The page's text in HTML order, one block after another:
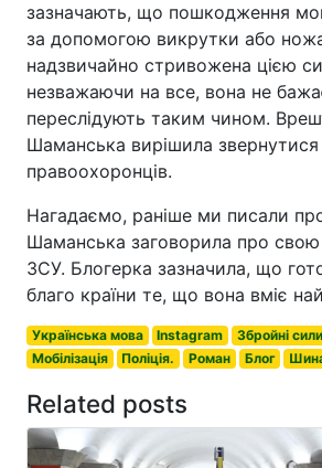
зазначають, що пошкодження
за допомогою викрутки або
надзвичайно стривожена цією
незважаючи на все, вона не
переслідують таким чином.
Шаманська вирішила
правоохоронців.
Нагадаємо, раніше ми писали
Шаманська заговорила про свою
ЗСУ. Блогерка зазначила, що
благо країни те, що вона вміє
Українська мова Instagram Збройні
Мобілізація
Поліція. Роман Блог
Related posts